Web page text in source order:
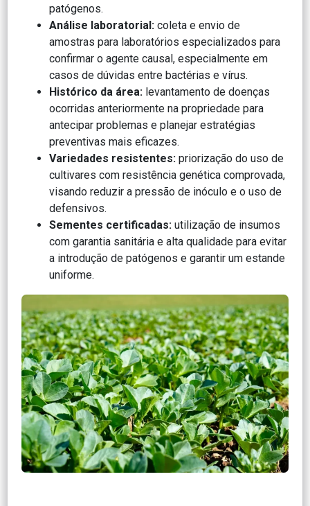
patógenos.
Análise laboratorial: coleta e envio de
amostras para laboratórios especializados para
confirmar o agente causal, especialmente em
casos de dúvidas entre bactérias e vírus.
Histórico da área: levantamento de doenças
ocorridas anteriormente na propriedade para
antecipar problemas e planejar estratégias
preventivas mais eficazes.
Variedades resistentes: priorização do uso de
cultivares com resistência genética comprovada,
visando reduzir a pressão de inóculo e o uso de
defensivos.
Sementes certificadas: utilização de insumos
com garantia sanitária e alta qualidade para evitar
a introdução de patógenos e garantir um estande
uniforme.